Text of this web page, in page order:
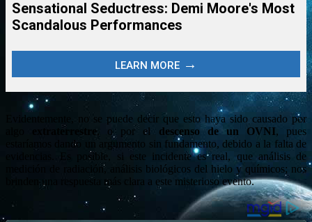
Evidentemente, no se puede decir que esto haya sido causado por
extraterrestre, o por el descenso de un OVNI,
pues
estaríamos dando un argumento sin fundamento, debido a la falta de
evidencias. Es posible, si este incidente es real, que análisis de
medición de radiación, análisis biológicos del hielo y químicos; nos
brinden una respuesta más clara a este misterioso evento.